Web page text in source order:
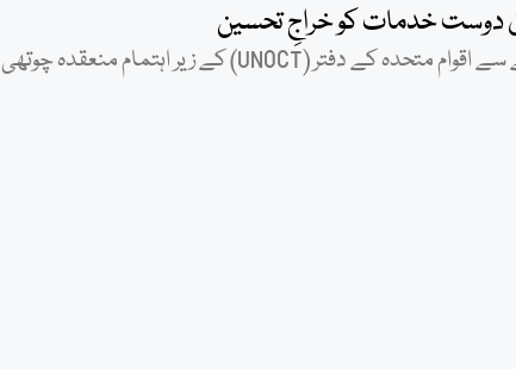
دوست خدمات کو خراجِ تحسین
نیویارک (30 جون، 2026): دہشت گردی کے تدارک کے حوالے سے اقوام متحدہ کے دفتر (UNOCT) کے زیر اہتمام منعقدہ چوتھی